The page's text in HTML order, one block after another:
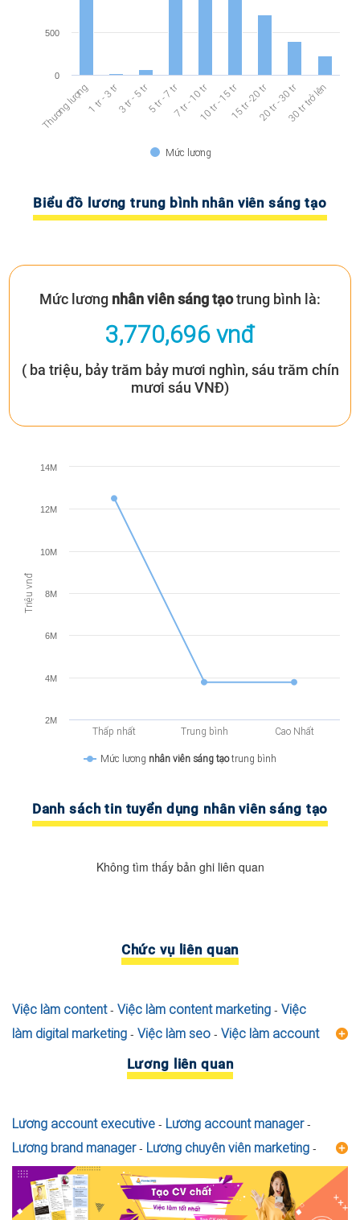
Mức lương
Thương lượng1 tr - 3 tr3 tr - 5 tr5 tr - 7 tr7 tr - 10 tr10 tr - 15 tr15 tr -20 tr20 tr - 30 tr30 tr trở lên
0
500
Biểu đồ lương trung bình nhân viên sáng tạo
Mức lương nhân viên sáng tạotrung bình là:
3,770,696 vnđ
( ba triệu, bảy trăm bảy mươi nghìn, sáu trăm chín
mươi sáu VNĐ)
Triệu vnđ
Mức lương nhân viên sáng tạotrung bình
Thấp nhất Trung bình Cao Nhất
2M
4M
6M
8M
10M
12M
14M
Danh sách tin tuyển dụng nhân viên sáng tạo
Không tìm thấy bản ghi liên quan
Chức vụ liên quan
Việc làm content- Việc làm content marketing - Việc
làm digital marketing - Việc làm seo - Việc làm account
Việc làm digital marketing executive
làm digital marketing manager-Việc làm marketing
Việc làm marketing executive-Việc làm marketing intern
-Việc làm chuyên viên seo-Việc làm marketing ngân
hàng-Việc làm marketing online-Việc làm trade
marketing-Việc làm chuyên viên marketing-Việc làm
Lương liên quan
Lương account executive - Lương account manager-
Lương brand manager- Lương chuyên viên marketing -
Lương chuyên viên nội dung
Lương chuyên viên quản lý
nhãn hàng -Lương chuyên viên seo-Lương chuyên viên